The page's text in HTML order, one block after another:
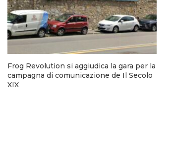
Frog Revolution si aggiudica la gara per la
campagna di comunicazione de Il Secolo
XIX